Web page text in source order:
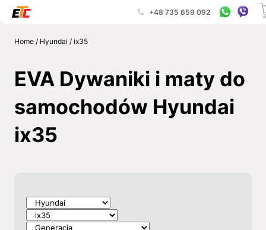
+48 735 659 092
Home/ Hyundai / ix35
EVA Dywaniki i maty do
samochodów Hyundai
ix35